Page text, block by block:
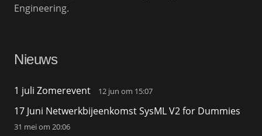
Engineering.
Nieuws
1 juli Zomerevent 12 jun om 15:07
17 Juni Netwerkbijeenkomst SysML V2 for Dummies
31 mei om 20:06